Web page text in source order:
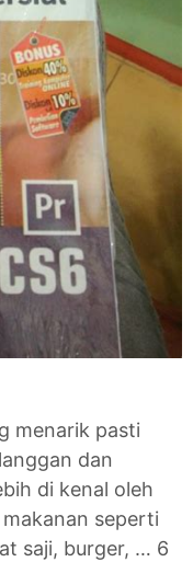
menarik pasti
dan
di kenal oleh
seperti
saji, burger, … 6